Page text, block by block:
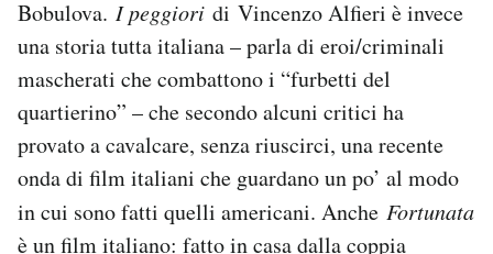
Newsletter
Notifiche mobile
Regala il Post
Hai bisogno di aiuto?
Bobulova. I peggiori di Vincenzo Alfieri è invece
una storia tutta italiana – parla di eroi/criminali
mascherati che combattono i “furbetti del
quartierino” – che secondo alcuni critici ha
provato a cavalcare, senza riuscirci, una recente
onda di film italiani che guardano un po’ al modo
in cui sono fatti quelli americani. Anche Fortunata
è un film italiano: fatto in casa dalla coppia